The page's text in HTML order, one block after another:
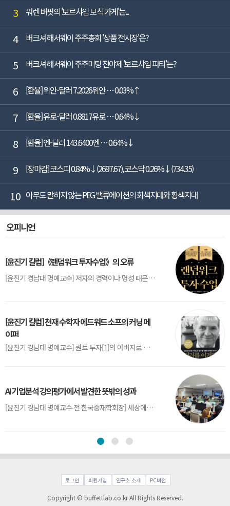
3 워렌 버핏의 '보르샤임 보석 가게'는...
4 버크셔 해서웨이 주주총회 '상품 전시장'은?
5 버크셔 해서웨이 주주미팅 전야제 '보르샤임 파티'는?
6 [환율] 위안-달러 7.2026위안 … 0.03%↑
7 [환율] 유로-달러 0.8817유로 … 0.64%↓
8 [환율] 엔-달러 143.6400엔 … 0.64%↓
9 [장마감] 코스피 0.84%↓(2697.67), 코스닥 0.26%↓(734.35)
10 아무도 말하지 않는 PEG 밸류에이션의 회색지대와 황색지대
오피니언
[윤진기 칼럼]《랜덤워크 투자수업》의 오류
[윤진기 경남대 명예교수] 저자의 경력이나 명성 때문인지 2020년에 번역 출판된 《랜덤워크 투자수업》(A Random Walk Down Wall Street) 12판은 표지부터가 거창하다. ‘45년간 12번 개정하며 철저히 검증한 투자서’, ‘전문가 부럽지 않은 투자 감각을 길러주는 위대한 투자지침서’ 라는 은빛 광고문구로 독자를 유혹한다.[1] 출판 50주...
[윤진기 칼럼] 천재 수학자 에드워드 소프의 커닝 페
이퍼
[윤진기 경남대 명예교수] 퀀트 투자[1]의 아버지로 불리는 에드워드 소프(Edward O. Thorp)는 수학계에서 천재로 알려진 인물이다. 그는 수학자이지만, 투자 업계에도 여러 가지 흥미로운 일화를 남겼다.수학을 이용하여 카지노를 이길 수 있는지가 궁금했던 그는 동료 교수가 소개해 준 블랙잭(Blackjack) 전략의 핵심을 손바닥 크기의 종이에 요...
AI 기업분석 강의평가에서 발견한 뜻밖의 성과
[윤진기 경남대 명예교수∙전 한국중재학회장] 세상에는 우연처럼 보이지만 인류의 진보를 이끌어낸 사건들이 있다. 영국의 알렉산더 플레밍(Alexander Fleming)이 곰팡이 핀 페트리 접시(Petri dish)를 버리지 않고[1] 관찰해 페니실린을 발견한 것은 그 대표적 사례다. 무심히 지나쳤다면 결코 없었을 혁신이었다.지난 7월 5일, 필자가 개발한 기업...
로그인 회원가입 연구소 소개 PC버전
Copyright © buffettlab.co.kr All Rights Reserved.